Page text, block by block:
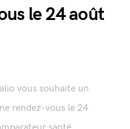
le 24 août
vous souhaite un
rendez-vous le 24